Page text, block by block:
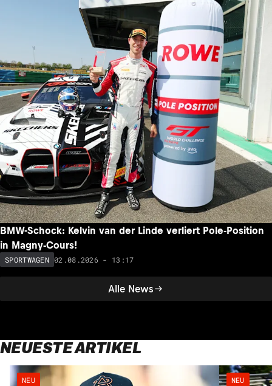
Alle News
BMW-Schock: Kelvin van der Linde verliert Pole-Position
in Magny-Cours!
SPORTWAGEN 02.08.2026 - 13:17
NEUESTE ARTIKEL
NEU NEU